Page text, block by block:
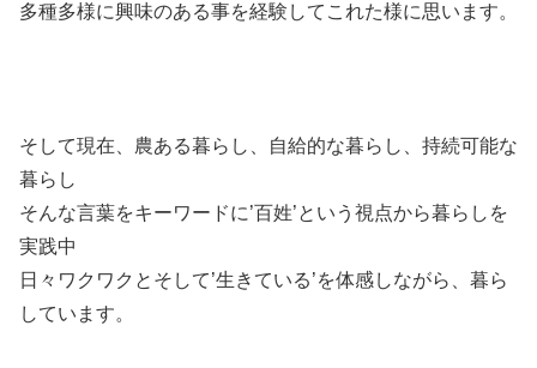
多種多様に興味のある事を経験してこれた様に思います。
そして現在、農ある暮らし、自給的な暮らし、持続可能な
暮らし
そんな言葉をキーワードに’百姓’という視点から暮らしを
実践中
日々ワクワクとそして’生きている’を体感しながら、暮ら
しています。